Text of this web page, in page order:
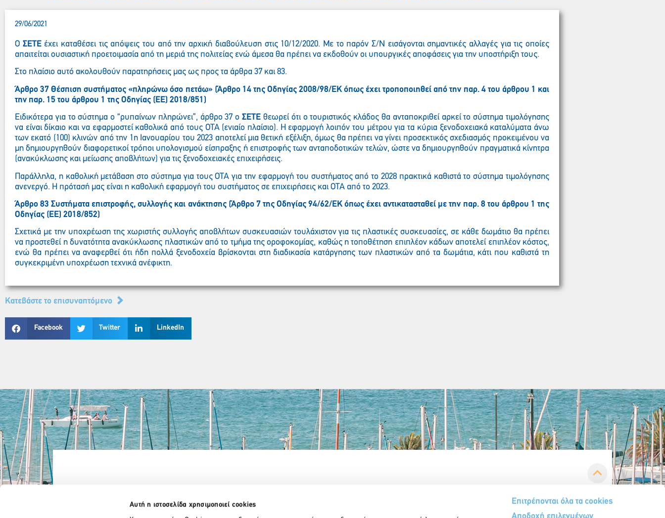
Αυτή η ιστοσελίδα χρησιμοποιεί cookies
Επιτρέπονται όλα τα cookies
29/06/2021
Ο ΣΕΤΕέχει καταθέσει τις απόψεις του από την αρχική διαβούλευση στις 10/12/2020. Με το παρόν Σ/Ν εισάγονται σημαντικές αλλαγές για τις οποίες
απαιτείται ουσιαστική προετοιμασία από τη μεριά της πολιτείας ενώ άμεσα θα πρέπει να εκδοθούν οι υπουργικές αποφάσεις για την υποστήριξη τους.
Στο πλαίσιο αυτό ακολουθούν παρατηρήσεις μας ως προς τα άρθρα 37 και 83.
Άρθρο 37 Θέσπιση συστήματος «πληρώνω όσο πετάω» (Άρθρο 14 της Οδηγίας 2008/98/ΕΚ όπως έχει τροποποιηθεί από την παρ. 4 του άρθρου 1 και
την παρ. 15 του άρθρου 1 της Οδηγίας (ΕΕ) 2018/851)
Ειδικότερα για το σύστημα ο “ρυπαίνων πληρώνει”, άρθρο 37 οΣΕΤΕ θεωρεί ότι ο τουριστικός κλάδος θα ανταποκριθεί αρκεί το σύστημα τιμολόγησης
να είναι δίκαιο και να εφαρμοστεί καθολικά από τους ΟΤΑ (ενιαίο πλαίσιο). Η εφαρμογή λοιπόν του μέτρου για τα κύρια ξενοδοχειακά καταλύματα άνω
των εκατό (100) κλινών από την 1η Ιανουαρίου του 2023 αποτελεί μια θετική εξέλιξη, όμως θα πρέπει να γίνει προσεκτικός σχεδιασμός προκειμένου να
μη δημιουργηθούν διαφορετικοί τρόποι υπολογισμού είσπραξης ή επιστροφής των ανταποδοτικών τελών, ώστε να δημιουργηθούν πραγματικά κίνητρα
(ανακύκλωσης και μείωσης αποβλήτων) για τις ξενοδοχειακές επιχειρήσεις.
Παράλληλα, η καθολική μετάβαση στο σύστημα για τους ΟΤΑ για την εφαρμογή του συστήματος από το 2028 πρακτικά καθιστά το σύστημα τιμολόγησης
ανενεργό. Η πρότασή μας είναι η καθολική εφαρμογή του συστήματος σε επιχειρήσεις και ΟΤΑ από το 2023.
Άρθρο 83 Συστήματα επιστροφής, συλλογής και ανάκτησης (Άρθρο 7 της Οδηγίας 94/62/ΕΚ όπως έχει αντικατασταθεί με την παρ. 8 του άρθρου 1 της
Οδηγίας (ΕΕ) 2018/852)
Σχετικά με την υποχρέωση της χωριστής συλλογής αποβλήτων συσκευασιών τουλάχιστον για τις πλαστικές συσκευασίες, σε κάθε δωμάτιο θα πρέπει
να προστεθεί η δυνατότητα ανακύκλωσης πλαστικών από το τμήμα της οροφοκομίας, καθώς η τοποθέτηση επιπλέον κάδων αποτελεί επιπλέον κόστος,
ενώ θα πρέπει να αναφερθεί ότι ήδη πολλά ξενοδοχεία βρίσκονται στη διαδικασία κατάργησης των πλαστικών από τα δωμάτια, κάτι που καθιστά τη
συγκεκριμένη υποχρέωση τεχνικά ανέφικτη.
Kατεβάστε το επισυναπτόμενο
Facebook Twitter LinkedIn
Παρακαλώ περιμένετε…